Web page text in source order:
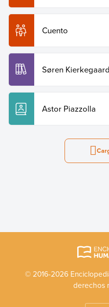
Cuento
Søren Kierkegaard
Astor Piazzolla
© 2016-2026
derechos